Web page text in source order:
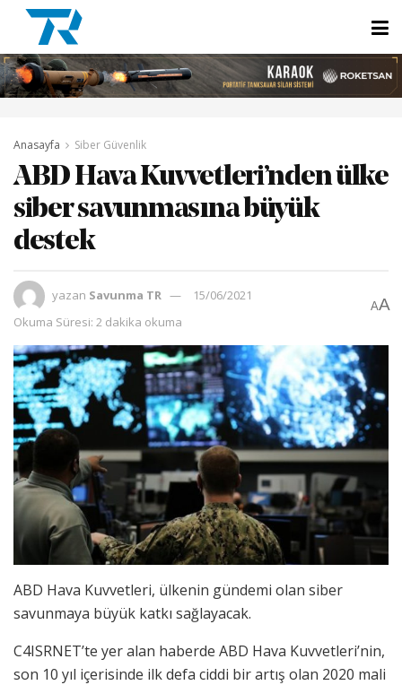
Anasayfa Siber Güvenlik
ABD Hava Kuvvetleri’nden ülke
siber savunmasına büyük
destek
yazan Savunma TR
15/06/2021
Okuma Süresi: 2 dakika okuma
AA
ABD Hava Kuvvetleri, ülkenin gündemi olan siber
savunmaya büyük katkı sağlayacak.
C4ISRNET’te yer alan haberde ABD Hava Kuvvetleri’nin,
son 10 yıl içerisinde ilk defa ciddi bir artış olan 2020 mali